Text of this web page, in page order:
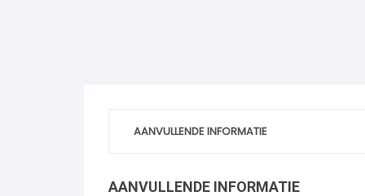
AANVULLENDE INFORMATIE
AANVULLENDE INFORMATIE